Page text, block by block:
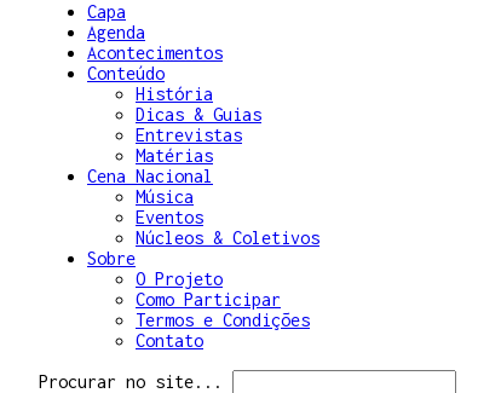
Capa
Agenda
Acontecimentos
Conteúdo
História
Dicas & Guias
Entrevistas
Matérias
Cena Nacional
Música
Eventos
Núcleos & Coletivos
Sobre
O Projeto
Como Participar
Termos e Condições
Contato
Procurar no site...